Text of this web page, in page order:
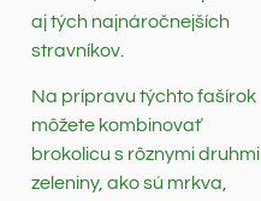
aj tých najnáročnejších
stravníkov.
Na prípravu týchto fašírok
môžete kombinovať
brokolicu s rôznymi druhmi
zeleniny, ako sú mrkva,